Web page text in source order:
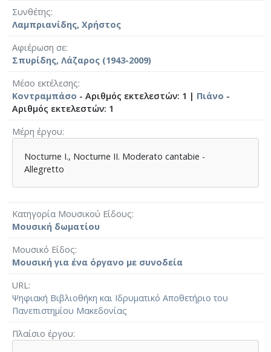
Συνθέτης
Λαμπριανίδης, Χρήστος
Αφιέρωση σε
Σπυρίδης, Λάζαρος (1943-2009)
Μέσο εκτέλεσης
Κοντραμπάσο - Αριθμός εκτελεστών: 1 | Πιάνο -
Αριθμός εκτελεστών: 1
Μέρη έργου
Nocturne Ι., Nocturne ΙΙ. Moderato cantabie -
Allegretto
Κατηγορία Μουσικού Είδους
Μουσική δωματίου
Μουσικό Είδος
Μουσική για ένα όργανο με συνοδεία
URL
Ψηφιακή Βιβλιοθήκη και Ιδρυματικό Αποθετήριο του
Πανεπιστημίου Μακεδονίας
Πλαίσιο έργου